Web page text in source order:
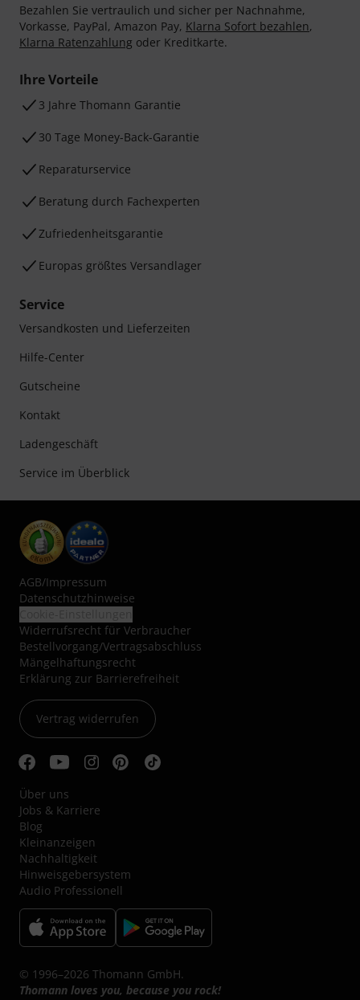
Bezahlen Sie vertraulich und sicher per Nachnahme,
Vorkasse, PayPal, Amazon Pay, Klarna Sofort bezahlen,
Klarna Ratenzahlung oder Kreditkarte.
Ihre Vorteile
3 Jahre Thomann Garantie
30 Tage Money-Back-Garantie
Reparaturservice
Beratung durch Fachexperten
Zufriedenheitsgarantie
Europas größtes Versandlager
Service
Versandkosten und Lieferzeiten
Hilfe-Center
Gutscheine
Kontakt
Ladengeschäft
Service im Überblick
AGB/Impressum
Datenschutzhinweise
Widerrufsrecht für Verbraucher
Bestellvorgang/Vertragsabschluss
Mängelhaftungsrecht
Erklärung zur Barrierefreiheit
Vertrag widerrufen
Über uns
Jobs & Karriere
Blog
Kleinanzeigen
Nachhaltigkeit
Hinweisgebersystem
Audio Professionell
© 1996–2026 Thomann GmbH.
Thomann loves you, because you rock!